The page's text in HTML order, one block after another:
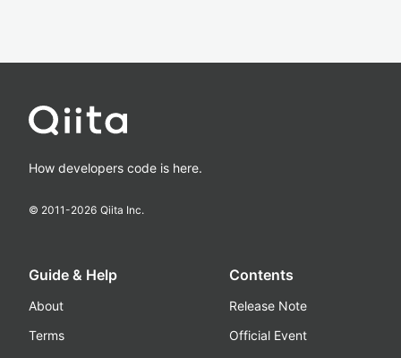
How developers code is here.
© 2011-2026 Qiita Inc.
Guide & Help
About
Terms
Contents
Release Note
Official Event